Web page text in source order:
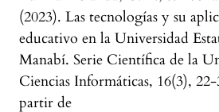
(2023). Las tecnologías y su
educativo en la Universidad
Manabí. Serie Científica de la
Ciencias Informáticas, 16(3),
partir de